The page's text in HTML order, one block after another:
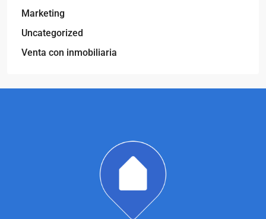
Marketing
Uncategorized
Venta con inmobiliaria